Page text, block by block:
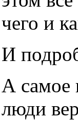
чего и
И
А самое
люди